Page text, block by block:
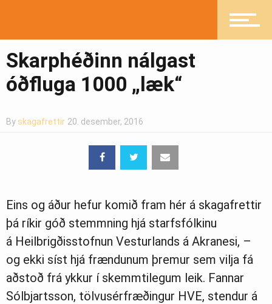
Mannlíf
Skarphéðinn nálgast
óðfluga 1000 „læk“
By skagafrettir 20. desember, 2016
Eins og áður hefur komið fram hér á skagafrettir
þá ríkir góð stemmning hjá starfsfólkinu
á Heilbrigðisstofnun Vesturlands á Akranesi, –
og ekki síst hjá frændunum þremur sem vilja fá
aðstoð frá ykkur í skemmtilegum leik. Fannar
Sólbjartsson, tölvusérfræðingur HVE, stendur á